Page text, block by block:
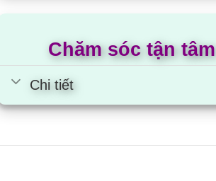
Chăm sóc tận tâm
Chi tiết